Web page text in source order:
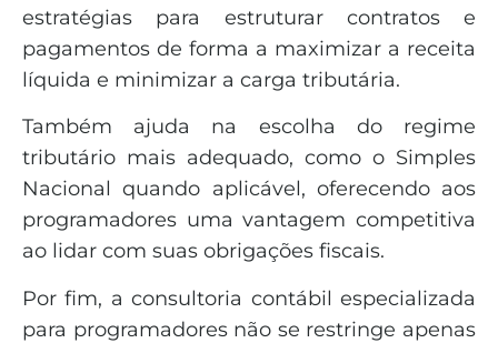
estratégias para estruturar contratos e
pagamentos de forma a maximizar a receita
líquida e minimizar a carga tributária.
Também ajuda na escolha do regime
tributário mais adequado, como o Simples
Nacional quando aplicável, oferecendo aos
programadores uma vantagem competitiva
ao lidar com suas obrigações fiscais.
Por fim, a consultoria contábil especializada
para programadores não se restringe apenas